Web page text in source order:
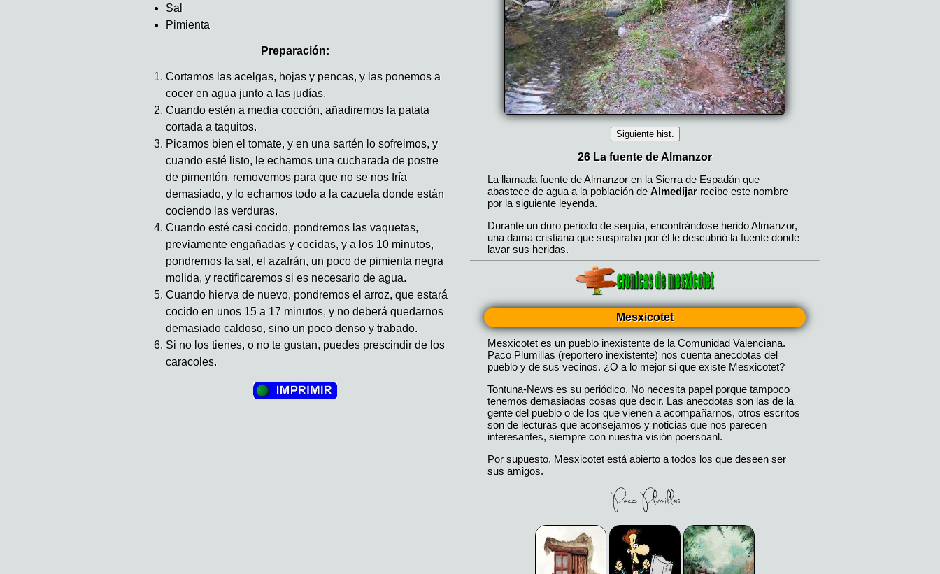
Sal
Pimienta
Preparación:
Cortamos las acelgas, hojas y pencas, y las ponemos a
cocer en agua junto a las judías.
Cuando estén a media cocción, añadiremos la patata
cortada a taquitos.
Picamos bien el tomate, y en una sartén lo sofreimos, y
cuando esté listo, le echamos una cucharada de postre
de pimentón, removemos para que no se nos fría
demasiado, y lo echamos todo a la cazuela donde están
cociendo las verduras.
Cuando esté casi cocido, pondremos las vaquetas,
previamente engañadas y cocidas, y a los 10 minutos,
pondremos la sal, el azafrán, un poco de pimienta negra
molida, y rectificaremos si es necesario de agua.
Cuando hierva de nuevo, pondremos el arroz, que estará
cocido en unos 15 a 17 minutos, y no deberá quedarnos
demasiado caldoso, sino un poco denso y trabado.
Si no los tienes, o no te gustan, puedes prescindir de los
caracoles.
Mesxicotet
Mesxicotet es un pueblo inexistente de la Comunidad Valenciana.
Paco Plumillas (reportero inexistente) nos cuenta anecdotas del
pueblo y de sus vecinos. ¿O a lo mejor si que existe Mesxicotet?
Tontuna-News es su periódico. No necesita papel porque tampoco
tenemos demasiadas cosas que decir. Las anecdotas son las de la
gente del pueblo o de los que vienen a acompañarnos, otros escritos
son de lecturas que aconsejamos y noticias que nos parecen
interesantes, siempre con nuestra visión poersoanl.
Por supuesto, Mesxicotet está abierto a todos los que deseen ser
sus amigos.